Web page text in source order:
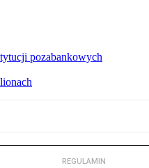
pozabankowych
REGULAMIN